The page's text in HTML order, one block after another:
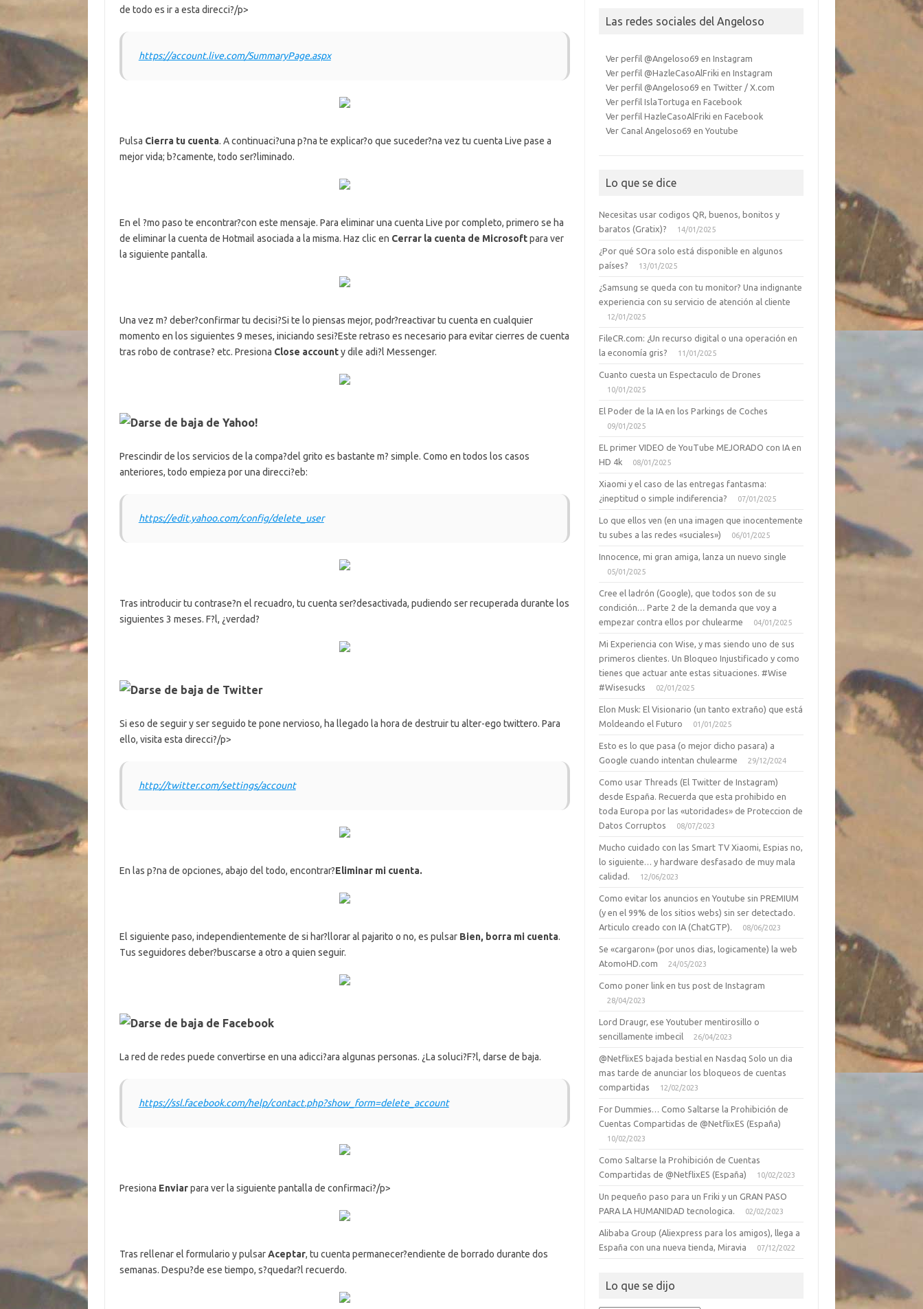
de todo es ir a esta direcci?/p>
https://account.live.com/SummaryPage.aspx
Pulsa Cierra tu cuenta. A continuaci?una p?na te explicar?o que suceder?na vez tu cuenta Live pase a
mejor vida; b?camente, todo ser?liminado.
En el ?mo paso te encontrar?con este mensaje. Para eliminar una cuenta Live por completo, primero se ha
de eliminar la cuenta de Hotmail asociada a la misma. Haz clic en Cerrar la cuenta de Microsoftpara ver
la siguiente pantalla.
Una vez m? deber?confirmar tu decisi?Si te lo piensas mejor, podr?reactivar tu cuenta en cualquier
momento en los siguientes 9 meses, iniciando sesi?Este retraso es necesario para evitar cierres de cuenta
tras robo de contrase? etc. Presiona Close accounty dile adi?l Messenger.
Darse de baja de Yahoo!
Prescindir de los servicios de la compa?del grito es bastante m? simple. Como en todos los casos
anteriores, todo empieza por una direcci?eb:
https://edit.yahoo.com/config/delete_user
Tras introducir tu contrase?n el recuadro, tu cuenta ser?desactivada, pudiendo ser recuperada durante los
siguientes 3 meses. F?l, ¿verdad?
Darse de baja de Twitter
Si eso de seguir y ser seguido te pone nervioso, ha llegado la hora de destruir tu alter-ego twittero. Para
ello, visita esta direcci?/p>
http://twitter.com/settings/account
En las p?na de opciones, abajo del todo, encontrar?Eliminar mi cuenta.
El siguiente paso, independientemente de si har?llorar al pajarito o no, es pulsar Bien, borra mi cuenta.
Tus seguidores deber?buscarse a otro a quien seguir.
Darse de baja de Facebook
La red de redes puede convertirse en una adicci?ara algunas personas. ¿La soluci?F?l, darse de baja.
https://ssl.facebook.com/help/contact.php?show_form=delete_account
Presiona Enviarpara ver la siguiente pantalla de confirmaci?/p>
Tras rellenar el formulario y pulsarAceptar, tu cuenta permanecer?endiente de borrado durante dos
semanas. Despu?de ese tiempo, s?quedar?l recuerdo.
Las redes sociales del Angeloso
Ver perfil @Angeloso69 en Instagram
Ver perfil @HazleCasoAlFriki en Instagram
Ver perfil @Angeloso69 en Twitter / X.com
Ver perfil IslaTortuga en Facebook
Ver perfil HazleCasoAlFriki en Facebook
Ver Canal Angeloso69 en Youtube
Lo que se dice
Necesitas usar codigos QR, buenos, bonitos y
baratos (Gratix)?
14/01/2025
¿Por qué SOra solo está disponible en algunos
países?
13/01/2025
¿Samsung se queda con tu monitor? Una indignante
experiencia con su servicio de atención al cliente
12/01/2025
FileCR.com: ¿Un recurso digital o una operación en
la economía gris?
11/01/2025
Cuanto cuesta un Espectaculo de Drones
10/01/2025
El Poder de la IA en los Parkings de Coches
09/01/2025
EL primer VIDEO de YouTube MEJORADO con IA en
HD 4k
08/01/2025
Xiaomi y el caso de las entregas fantasma:
¿ineptitud o simple indiferencia?
07/01/2025
Lo que ellos ven (en una imagen que inocentemente
tu subes a las redes «suciales»)
06/01/2025
Innocence, mi gran amiga, lanza un nuevo single
05/01/2025
Cree el ladrón (Google), que todos son de su
condición… Parte 2 de la demanda que voy a
empezar contra ellos por chulearme
04/01/2025
Mi Experiencia con Wise, y mas siendo uno de sus
primeros clientes. Un Bloqueo Injustificado y como
tienes que actuar ante estas situaciones. #Wise
#Wisesucks
02/01/2025
Elon Musk: El Visionario (un tanto extraño) que está
Moldeando el Futuro
01/01/2025
Esto es lo que pasa (o mejor dicho pasara) a
Google cuando intentan chulearme
29/12/2024
Como usar Threads (El Twitter de Instagram)
desde España. Recuerda que esta prohibido en
toda Europa por las «utoridades» de Proteccion de
Datos Corruptos
08/07/2023
Mucho cuidado con las Smart TV Xiaomi, Espias no,
lo siguiente… y hardware desfasado de muy mala
calidad.
12/06/2023
Como evitar los anuncios en Youtube sin PREMIUM
(y en el 99% de los sitios webs) sin ser detectado.
Articulo creado con IA (ChatGTP).
08/06/2023
Se «cargaron» (por unos dias, logicamente) la web
AtomoHD.com
24/05/2023
Como poner link en tus post de Instagram
28/04/2023
Lord Draugr, ese Youtuber mentirosillo o
sencillamente imbecil
26/04/2023
@NetflixES bajada bestial en Nasdaq Solo un dia
mas tarde de anunciar los bloqueos de cuentas
compartidas
12/02/2023
For Dummies… Como Saltarse la Prohibición de
Cuentas Compartidas de @NetflixES (España)
10/02/2023
Como Saltarse la Prohibición de Cuentas
Compartidas de @NetflixES (España)
10/02/2023
Un pequeño paso para un Friki y un GRAN PASO
PARA LA HUMANIDAD tecnologica.
02/02/2023
Alibaba Group (Aliexpress para los amigos), llega a
España con una nueva tienda, Miravia
07/12/2022
Lo que se dijo